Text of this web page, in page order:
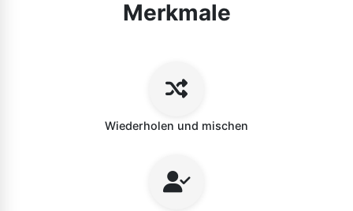
Merkmale
Wiederholen und mischen